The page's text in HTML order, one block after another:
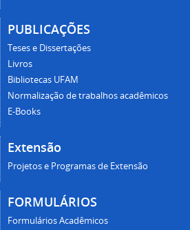
PUBLICAÇÕES
Teses e Dissertações
Livros
Bibliotecas UFAM
Normalização de trabalhos acadêmicos
E-Books
Extensão
Projetos e Programas de Extensão
FORMULÁRIOS
Formulários Acadêmicos